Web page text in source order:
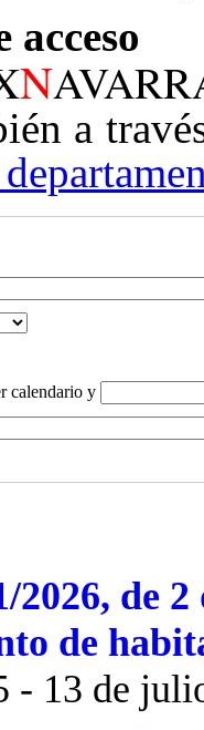
N
a
y
2026, de
de
- 13 de